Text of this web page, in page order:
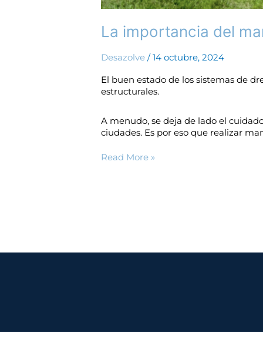
La importancia del
Desazolve /14 octubre, 2024
El buen estado de los sistemas de
estructurales.
A menudo, se deja de lado el
ciudades. Es por eso que realizar
Read More »